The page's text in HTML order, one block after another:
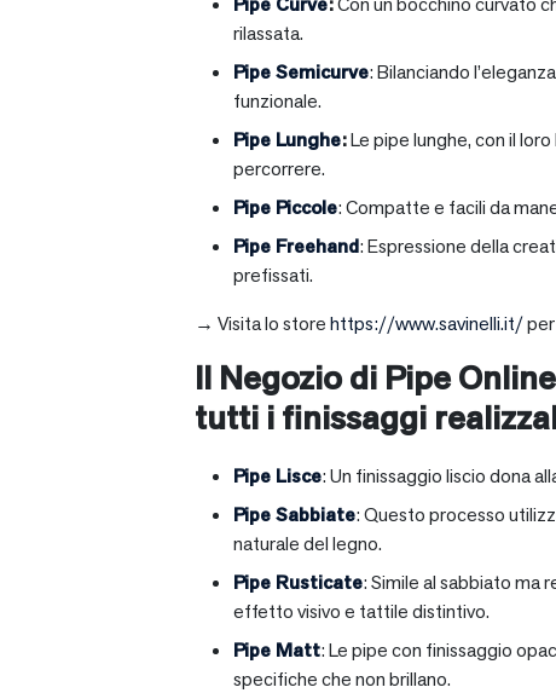
rilassata.
Pipe Semicurve: Bilanciando
funzionale.
Pipe Lunghe:Le pipe lunghe, con il
percorrere.
Pipe Piccole: Compatte e facili da
Pipe Freehand: Espressione della
prefissati.
→ Visita lo storehttps://www.savinelli.it/
Il Negozio di Pipe
tutti i finissaggi
Pipe Lisce: Un finissaggio liscio dona
Pipe Sabbiate: Questo processo
naturale del legno.
Pipe Rusticate: Simile al sabbiato ma
effetto visivo e tattile distintivo.
Pipe Matt: Le pipe con finissaggio
specifiche che non brillano.